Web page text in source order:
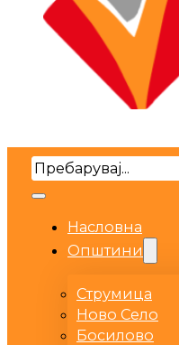
Search
Насловна
Општини
Струмица
Ново Село
Босилово